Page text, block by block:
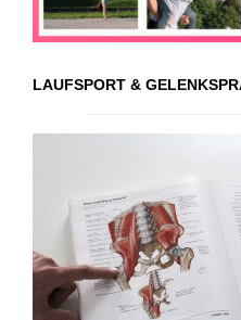
LAUFSPORT &